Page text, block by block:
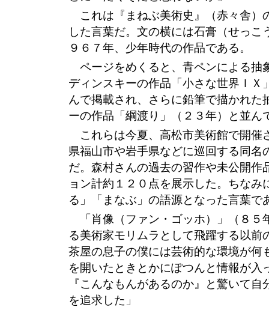
これは『まねぶ美術史』（赤々舎）
した言葉だ。文の横には石膏（せっこ
９６７年、少年時代の作品である。
ページをめくると、青ペンによる抽
ディンスキーの作品「小さな世界ＩＸ
んで掲載され、さらに鉛筆で描かれた
ーの作品「綱渡り」（２３年）と並ん
これらは今夏、高松市美術館で開催
県福山市や岩手県などに巡回する同名
だ。森村さんの過去の習作や未公開作
ョン計約１２０点を展示した。ちなみ
る」「まなぶ」の語源となった言葉で
「肖像（ファン・ゴッホ）」（８５
る美術家モリムラとして飛躍する以前
茶屋の息子の僕には芸術的な環境が何
を開いたときとかにぽつんと情報が入
『こんなもんがあるのか』と驚いて
を追求した」